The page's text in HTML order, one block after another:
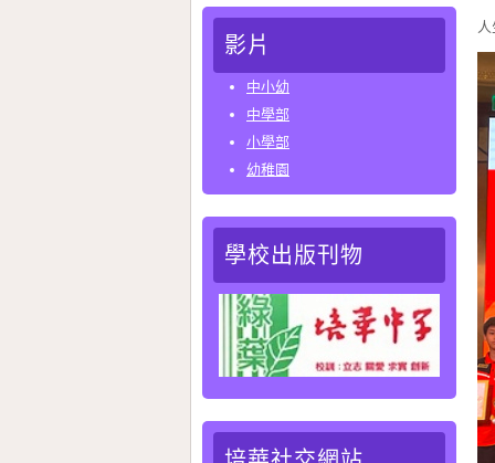
影片
中小幼
中學部
小學部
幼稚園
學校出版刊物